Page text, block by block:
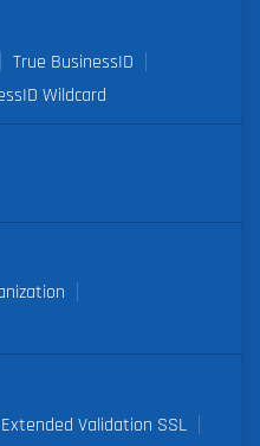
True BusinessID
Wildcard
Extended Validation SSL